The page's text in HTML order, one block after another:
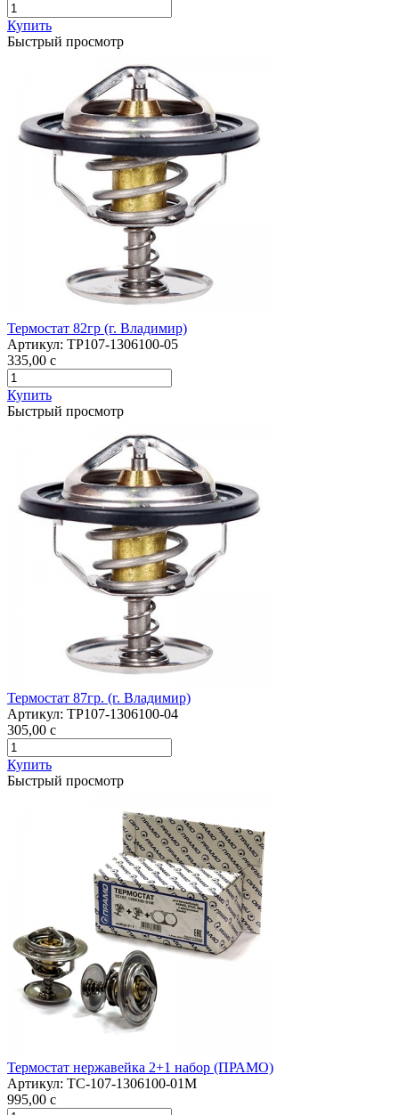
Купить
Быстрый просмотр
Термостат 82гр (г. Владимир)
Артикул: ТР107-1306100-05
335,00 c
Купить
Быстрый просмотр
Термостат 87гр. (г. Владимир)
Артикул: ТР107-1306100-04
305,00 c
Купить
Быстрый просмотр
Термостат нержавейка 2+1 набор (ПРАМО)
Артикул: ТС-107-1306100-01М
995,00 c